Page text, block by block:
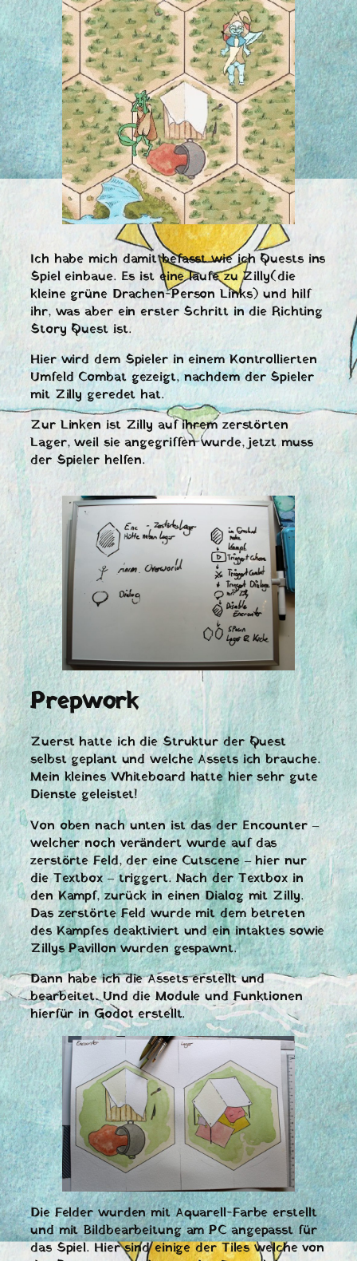
Ich habe mich damit befasst wie ich Quests ins
Spiel einbaue. Es ist eine laufe zu Zilly(die
kleine grüne Drachen-Person Links) und hilf
ihr, was aber ein erster Schritt in die Richting
Story Quest ist.
Hier wird dem Spieler in einem Kontrollierten
Umfeld Combat gezeigt, nachdem der Spieler
mit Zilly geredet hat.
Zur Linken ist Zilly auf ihrem zerstörten
Lager, weil sie angegriffen wurde, jetzt muss
der Spieler helfen.
Prepwork
Zuerst hatte ich die Struktur der Quest
selbst geplant und welche Assets ich brauche.
Mein kleines Whiteboard hatte hier sehr gute
Dienste geleistet!
Von oben nach unten ist das der Encounter –
welcher noch verändert wurde auf das
zerstörte Feld, der eine Cutscene – hier nur
die Textbox – triggert. Nach der Textbox in
den Kampf, zurück in einen Dialog mit Zilly.
Das zerstörte Feld wurde mit dem betreten
des Kampfes deaktiviert und ein intaktes sowie
Zillys Pavillon wurden gespawnt.
Dann habe ich die Assets erstellt und
bearbeitet. Und die Module und Funktionen
hierfür in Godot erstellt.
Die Felder wurden mit Aquarell-Farbe erstellt
und mit Bildbearbeitung am PC angepasst für
das Spiel. Hier sind einige der Tiles welche von